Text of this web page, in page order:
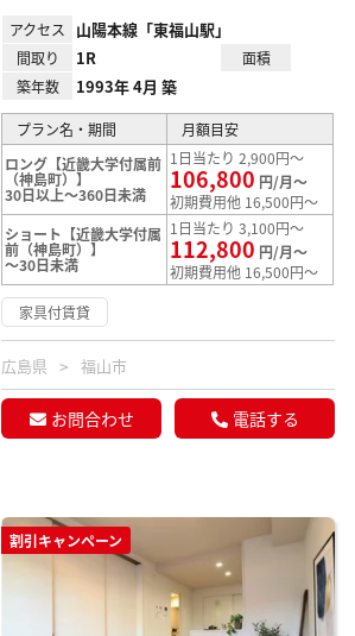
アクセス 山陽本線「東福山駅」
間取り 1R
面積
築年数
1993年 4月 築
プラン名・期間
月額目安
ロング【近畿大学付属前
（神島町）】
30日以上～360日未満
1日当たり 2,900円～
106,800 円/月～
初期費用他 16,500円～
ショート【近畿大学付属
前（神島町）】
～30日未満
1日当たり 3,100円～
112,800 円/月～
初期費用他 16,500円～
家具付賃貸
広島県 福山市
お問合わせ 電話する
割引キャンペーン